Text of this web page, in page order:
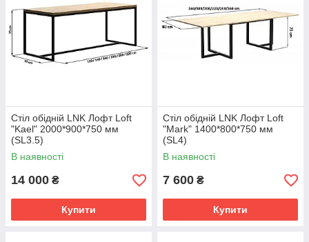
Стіл обідній LNK Лофт Loft
"Kael" 2000*900*750 мм
(SL3.5)
В наявності
14 000 ₴
Купити
Стіл обідній LNK Лофт Loft
"Mark" 1400*800*750 мм
(SL4)
В наявності
7 600 ₴
Купити